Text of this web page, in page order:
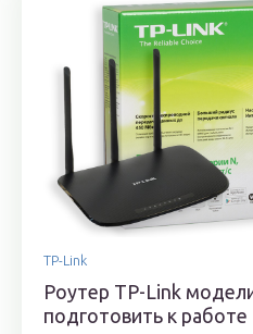
TP-Link
Роутер TP-Link
подготовить к работе